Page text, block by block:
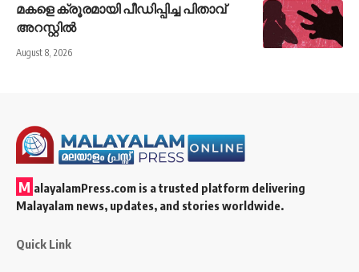
മകളെ ക്രൂരമായി പീഡിപ്പിച്ച പിതാവ്
അറസ്റ്റിൽ
August 8, 2026
M alayalamPress.com is a trusted platform delivering
Malayalam news, updates, and stories worldwide.
Quick Link